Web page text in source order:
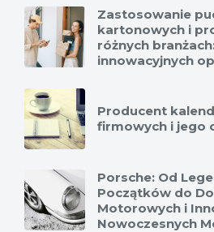
Zastosowanie
kartonowych i
różnych
innowacyjnych
Producent
firmowych i jego
Porsche: Od
Początków do
Motorowych i
Nowoczesnych